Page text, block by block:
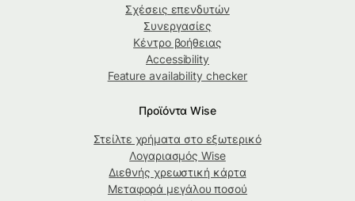
Σχέσεις επενδυτών
Συνεργασίες
Κέντρο βοήθειας
Accessibility
Feature availability checker
Προϊόντα Wise
Στείλτε χρήματα στο εξωτερικό
Λογαριασμός Wise
Διεθνής χρεωστική κάρτα
Μεταφορά μεγάλου ποσού